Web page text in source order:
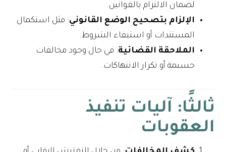
لضمان الالتزام بالقوانين.
الإلزام بتصحيح الوضع القانوني: مثل استكمال
المستندات أو استيفاء الشروط.
الملاحقة القضائية: في حال وجود مخالفات
جسيمة أو تكرار الانتهاكات.
ثالثًا: آليات تنفيذ
العقوبات